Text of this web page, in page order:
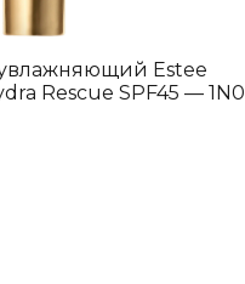
Estee
Rescue SPF45 — 1N0